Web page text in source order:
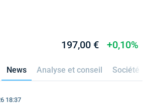
197,00 € +0,10%
News Analyse et conseil Société
18:37